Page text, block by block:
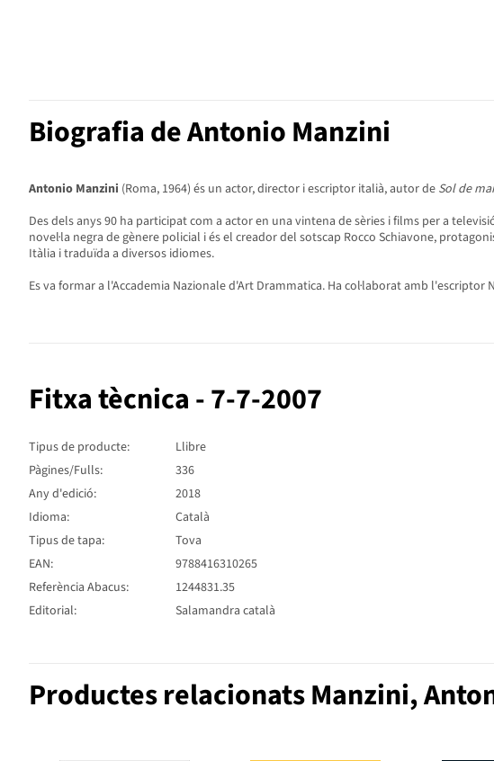
Biografia de Antonio Manzini
Antonio Manzini (Roma, 1964) és un actor, director i escriptor italià, autor de Sol de
Des dels anys 90 ha participat com a actor en una vintena de sèries i films per a
novel·la negra de gènere policial i és el creador del sotscap Rocco Schiavone,
Itàlia i traduïda a diversos idiomes.
Es va formar a l'Accademia Nazionale d'Art Drammatica. Ha col·laborat amb
Fitxa tècnica - 7-7-2007
Tipus de producte:
Llibre
Pàgines/Fulls:
336
Any d'edició:
2018
Idioma:
Català
Tipus de tapa:
Tova
EAN:
9788416310265
Referència Abacus:
1244831.35
Editorial:
Salamandra català
Productes relacionats Manzini,